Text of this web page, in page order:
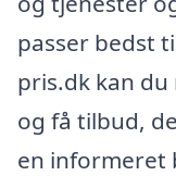
passer bedst
pris.dk kan
og få tilbud,
en informeret